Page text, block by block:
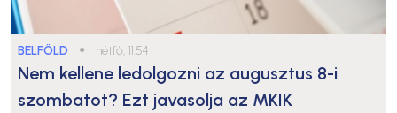
BELFÖLD ● hétfő, 11:54
Nem kellene ledolgozni az augusztus 8-i
szombatot? Ezt javasolja az MKIK